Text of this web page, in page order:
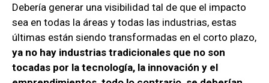
Debería generar una visibilidad tal de que el impacto
sea en todas la áreas y todas las industrias, estas
últimas están siendo transformadas en el corto plazo,
ya no hay industrias tradicionales que no son
tocadas por la tecnología, la innovación y el